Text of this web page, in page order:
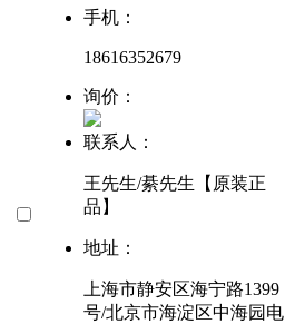
手机：
18616352679
询价：
联系人：
王先生/綦先生【原装正
品】
地址：
上海市静安区海宁路1399
号/北京市海淀区中海园电